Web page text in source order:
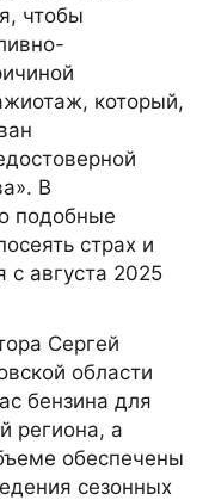
чтобы
который,
В
подобные
страх и
с августа 2025
Сергей
области
бензина для
региона, а
обеспечены
сезонных